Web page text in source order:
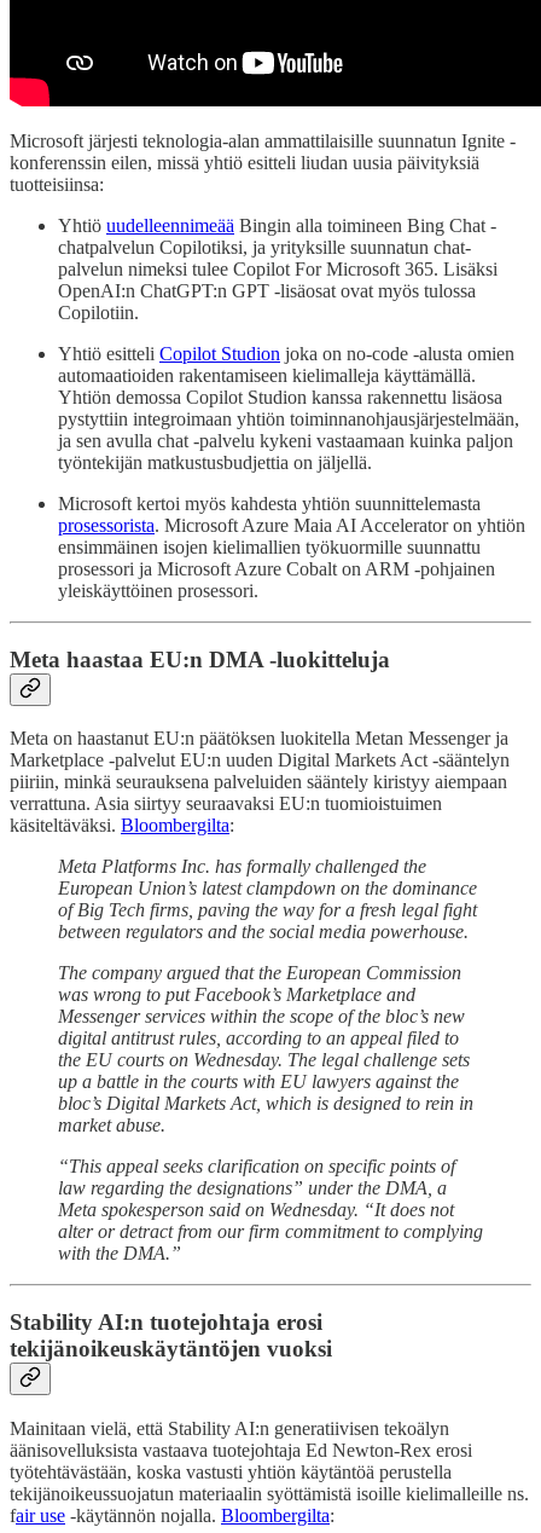
Microsoft järjesti teknologia-alan ammattilaisille suunnatun Ignite -
konferenssin eilen, missä yhtiö esitteli liudan uusia päivityksiä
tuotteisiinsa:
Yhtiö uudelleennimeää Bingin alla toimineen Bing Chat -
chatpalvelun Copilotiksi, ja yrityksille suunnatun chat-
palvelun nimeksi tulee Copilot For Microsoft 365. Lisäksi
OpenAI:n ChatGPT:n GPT -lisäosat ovat myös tulossa
Copilotiin.
Yhtiö esitteli Copilot Studion joka on no-code -alusta omien
automaatioiden rakentamiseen kielimalleja käyttämällä.
Yhtiön demossa Copilot Studion kanssa rakennettu lisäosa
pystyttiin integroimaan yhtiön toiminnanohjausjärjestelmään,
ja sen avulla chat -palvelu kykeni vastaamaan kuinka paljon
työntekijän matkustusbudjettia on jäljellä.
Microsoft kertoi myös kahdesta yhtiön suunnittelemasta
prosessorista. Microsoft Azure Maia AI Accelerator on yhtiön
ensimmäinen isojen kielimallien työkuormille suunnattu
prosessori ja Microsoft Azure Cobalt on ARM -pohjainen
yleiskäyttöinen prosessori.
Meta haastaa EU:n DMA -luokitteluja
Meta on haastanut EU:n päätöksen luokitella Metan Messenger ja
Marketplace -palvelut EU:n uuden Digital Markets Act -sääntelyn
piiriin, minkä seurauksena palveluiden sääntely kiristyy aiempaan
verrattuna. Asia siirtyy seuraavaksi EU:n tuomioistuimen
käsiteltäväksi. Bloombergilta:
Meta Platforms Inc. has formally challenged the
European Union’s latest clampdown on the dominance
of Big Tech firms, paving the way for a fresh legal fight
between regulators and the social media powerhouse.
The company argued that the European Commission
was wrong to put Facebook’s Marketplace and
Messenger services within the scope of the bloc’s new
digital antitrust rules, according to an appeal filed to
the EU courts on Wednesday. The legal challenge sets
up a battle in the courts with EU lawyers against the
bloc’s Digital Markets Act, which is designed to rein in
market abuse.
“This appeal seeks clarification on specific points of
law regarding the designations” under the DMA, a
Meta spokesperson said on Wednesday. “It does not
alter or detract from our firm commitment to complying
with the DMA.”
Stability AI:n tuotejohtaja erosi
tekijänoikeuskäytäntöjen vuoksi
Mainitaan vielä, että Stability AI:n generatiivisen tekoälyn
äänisovelluksista vastaava tuotejohtaja Ed Newton-Rex erosi
työtehtävästään, koska vastusti yhtiön käytäntöä perustella
tekijänoikeussuojatun materiaalin syöttämistä isoille kielimalleille ns.
fair use -käytännön nojalla. Bloombergilta: